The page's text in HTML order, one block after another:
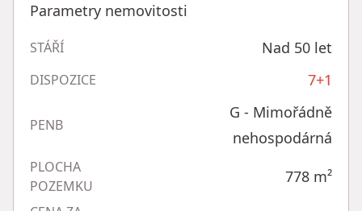
Parametry nemovitosti
STÁŘÍ Nad 50 let
DISPOZICE 7+1
PENB
G - Mimořádně
nehospodárná
PLOCHA
POZEMKU
778 m²